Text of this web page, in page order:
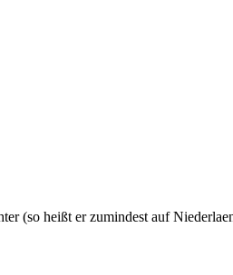
(so heißt er zumindest auf